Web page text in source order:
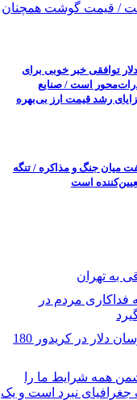
/ قیمت گوشت همچنان
توافقی خبر خوبی برای
است / صنایع
رشد قیمت ارز بی‌بهره
میان جنگ و مذاکره / تنگه
است
فداکاری مردم در
قیمت دلار امروز یکشنبه 18 مرداد 1405 / نوسان دلار در کریدور 180
همه‌ شرایط ما را
جغرافیای نبرد است و یک